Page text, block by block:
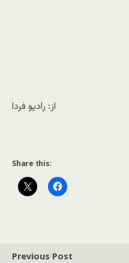
از: رادیو فردا
Share this:
Previous Post